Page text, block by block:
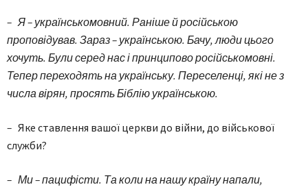
– Я – українськомовний. Раніше й російською
проповідував. Зараз – українською. Бачу, люди цього
хочуть. Були серед нас і принципово російськомовні.
Тепер переходять на українську. Переселенці, які не з
числа вірян, просять Біблію українською.
– Яке ставлення вашої церкви до війни, до військової
служби?
– Ми – пацифісти. Та коли на нашу країну напали,